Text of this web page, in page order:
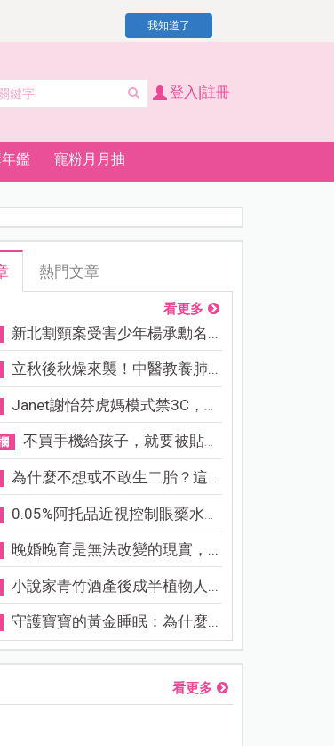
我知道了
登入|註冊
鑑 寵粉月月抽
熱門文章
看更多
新北割頸案受害少年楊承勳名...
立秋後秋燥來襲！中醫教養肺...
Janet謝怡芬虎媽模式禁3C，看...
不買手機給孩子，就要被貼「...
為什麼不想或不敢生二胎？這8...
0.05%阿托品近視控制眼藥水納...
晚婚晚育是無法改變的現實，...
小說家青竹酒產後成半植物人...
守護寶寶的黃金睡眠：為什麼...
看更多